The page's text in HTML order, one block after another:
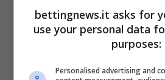
alte nei tackle commessi.
stavolta non prende palla,
attuali il giallo scatta
bettingnews.it asks for
use your personal data
purposes:
Personalised advertising and